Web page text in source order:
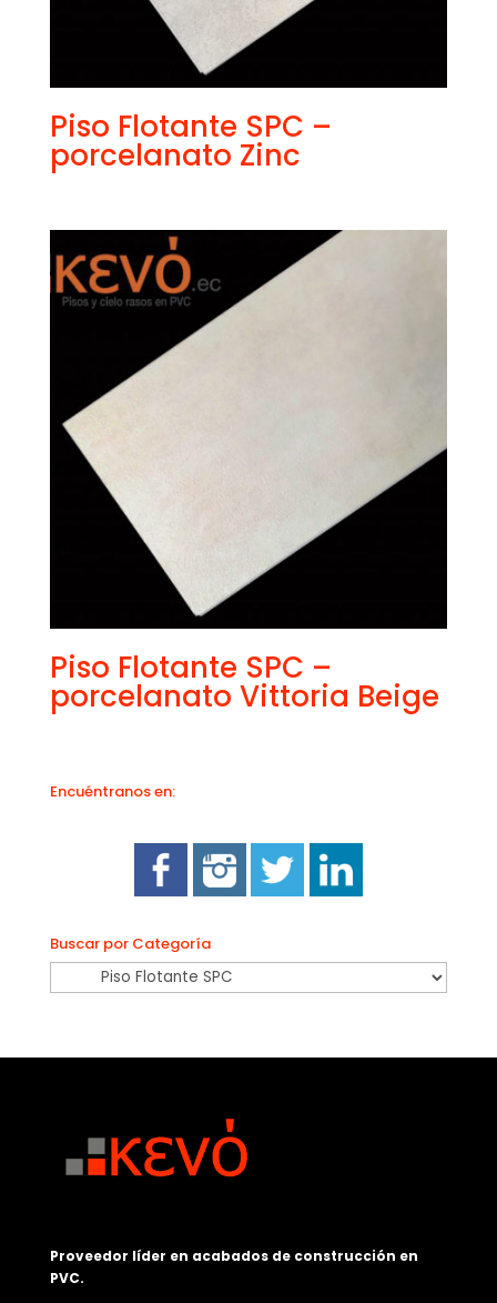
Piso Flotante SPC –
porcelanato Zinc
Piso Flotante SPC –
porcelanato Vittoria Beige
Encuéntranos en:
Buscar por Categoría
Proveedor líder en acabados de construcción en
PVC.